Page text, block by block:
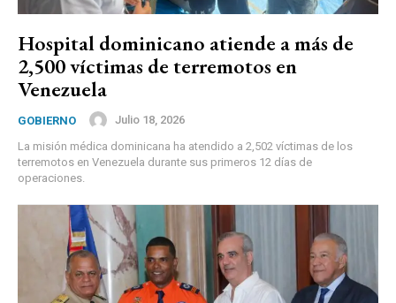
Hospital dominicano atiende a más de
2,500 víctimas de terremotos en
Venezuela
GOBIERNO
Julio 18, 2026
La misión médica dominicana ha atendido a 2,502 víctimas de los
terremotos en Venezuela durante sus primeros 12 días de
operaciones.